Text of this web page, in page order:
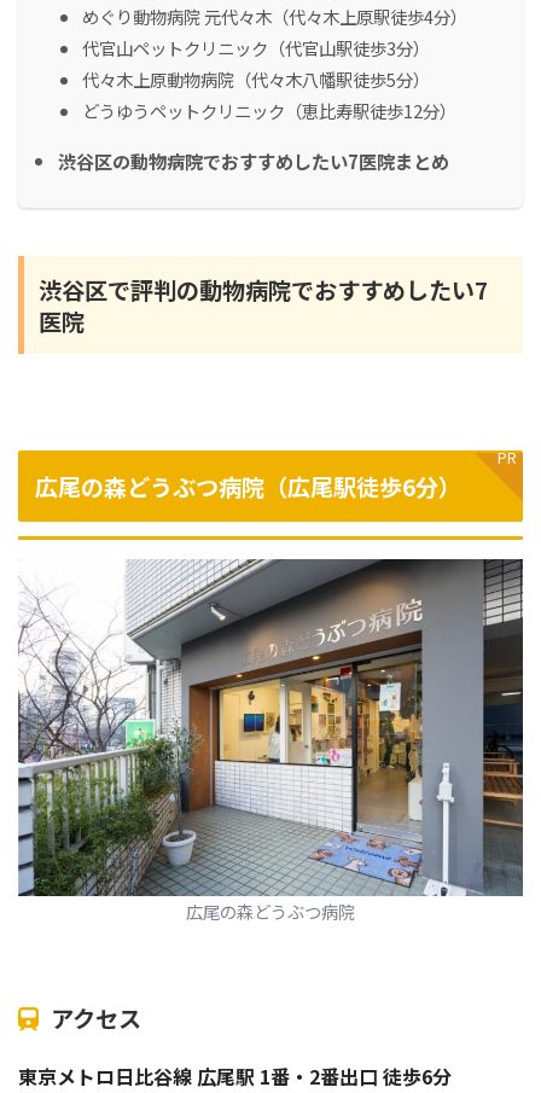
めぐり動物病院 元代々木（代々木上原駅徒歩4分）
代官山ペットクリニック（代官山駅徒歩3分）
代々木上原動物病院（代々木八幡駅徒歩5分）
どうゆうペットクリニック（恵比寿駅徒歩12分）
渋谷区の動物病院でおすすめしたい7医院まとめ
渋谷区で評判の動物病院でおすすめしたい7
医院
広尾の森どうぶつ病院（広尾駅徒歩6分）
広尾の森どうぶつ病院
アクセス
東京メトロ日比谷線 広尾駅 1番・2番出口 徒歩6分